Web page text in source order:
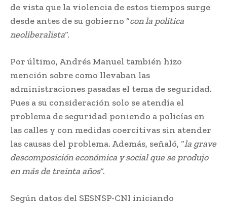
de vista que la violencia de estos tiempos surge
desde antes de su gobierno “con la política
neoliberalista“.
Por último, Andrés Manuel también hizo
mención sobre como llevaban las
administraciones pasadas el tema de seguridad.
Pues a su consideración solo se atendía el
problema de seguridad poniendo a policías en
las calles y con medidas coercitivas sin atender
las causas del problema. Además, señaló, “la grave
descomposición económica y social que se produjo
en más de treinta años“.
Según datos del SESNSP-CNI iniciando